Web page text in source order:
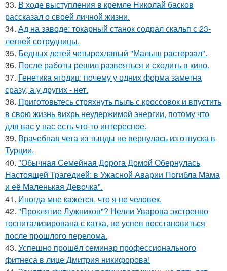
33. В ходе выступления в кремле Николай басков
рассказал о своей личной жизни.
34. Ад на заводе: токарный станок содрал скальп с 23-
летней сотрудницы.
35. Бедных детей четырехлапый "Малыш растерзал".
36. После работы решил развеяться и сходить в кино.
37. Генетика ягодиц: почему у одних форма заметна
сразу, а у других - нет.
38. Приготовьтесь стряхнуть пыль с кроссовок и впустить
в свою жизнь вихрь неудержимой энергии, потому что
для вас у нас есть что-то интересное.
39. Врачебная чета из тынды не вернулась из отпуска в
Турции.
40. "Обычная Семейная Дорога Домой Обернулась
Настоящей Трагедией: в Ужасной Аварии Погибла Мама
и её Маленькая Девочка".
41. Иногда мне кажется, что я не человек.
42. "Проклятие Лужников"? Нелли Уварова экстренно
госпитализирована с катка, не успев восстановиться
после прошлого перелома.
43. Успешно прошёл семинар профессионального
фитнеса в лице Дмитрия никифорова!